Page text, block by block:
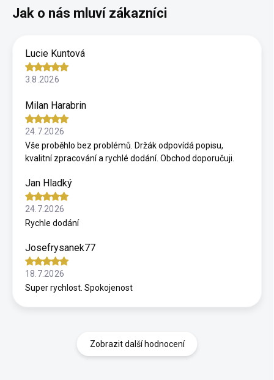
Lucie Kuntová
3.8.2026
Milan Harabrin
24.7.2026
Vše proběhlo bez problémů. Držák odpovídá popisu,
kvalitní zpracování a rychlé dodání. Obchod doporučuji.
Jan Hladký
24.7.2026
Rychle dodání
Josefrysanek77
18.7.2026
Super rychlost. Spokojenost
Zobrazit další hodnocení